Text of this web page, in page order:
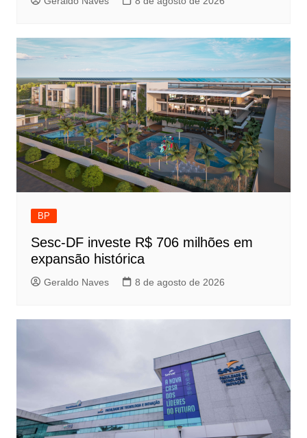
BP
Sesc-DF investe R$ 706 milhões em
expansão histórica
Geraldo Naves 8 de agosto de 2026